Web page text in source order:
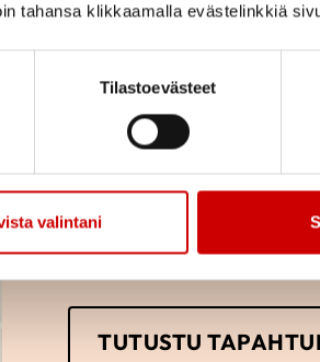
tahansa klikkaamalla evästelinkkiä
Tilastoevästeet
valintani
Tutustu
Tutustu yhdistyksemme
osallistumaan tai vaikka
vain itse haluat.
TUTUSTU